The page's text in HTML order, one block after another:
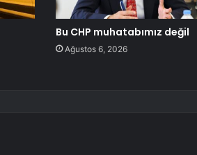
Bu CHP muhatabımız değil
Ağustos 6, 2026